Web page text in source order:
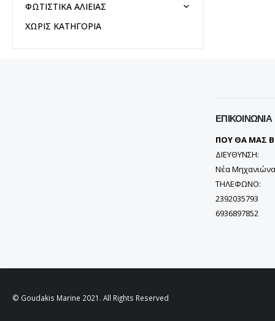
ΦΩΤΙΣΤΙΚΑ ΑΛΙΕΙΑΣ
ΧΩΡΙΣ ΚΑΤΗΓΟΡΙΑ
ΕΠΙΚΟΙΝΩΝΊΑ
ΠΟΥ ΘΑ ΜΑΣ
ΔΙΕΥΘΥΝΣΗ:
Νέα
ΤΗΛΕΦΩΝΟ:
2392035793
6936897852
© Goudakis Marine 2021. All Rights Reserved